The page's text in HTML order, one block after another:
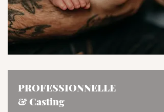
PROFESSIONNELLE
& Casting